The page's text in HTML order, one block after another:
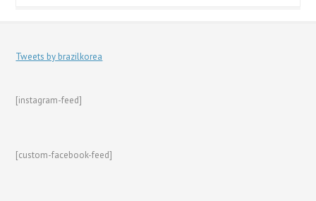
Tweets by brazilkorea
[instagram-feed]
[custom-facebook-feed]